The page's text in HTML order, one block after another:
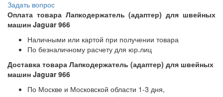
Задать вопрос
Оплата товара Лапкодержатель (адаптер) для швейных
машин Jaguar 966
Наличными или картой при получении товара
По безналичному расчету для юр.лиц
Доставка товара Лапкодержатель (адаптер) для швейных
машин Jaguar 966
По Москве и Московской области 1-3 дня,